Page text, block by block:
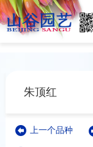
朱顶红
上一个品种